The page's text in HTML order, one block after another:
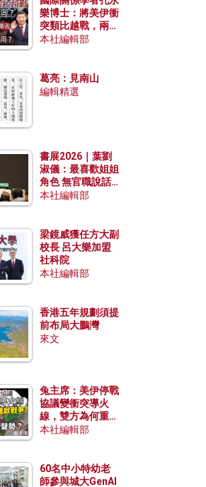
樂博士：將美伊衝
突類比越戰，兩者
有何異同？中國崛
本社編輯部
葛亮：見南山
編輯精選
書展2026｜葉劉
淑儀：最喜歡姐姐
角色 無官職說話
包袱少
本社編輯部
梁鏡威獲任方大副
校長 呂大樂加盟
社科院
本社編輯部
香港五年規劃須提
前布局大鵬灣
來文
兔主席：美伊停戰
協議變衝突導火
線，雙方為何重啟
戰爭？伊朗一早洞
本社編輯部
60名中小特幼老
師參與城大GenAI